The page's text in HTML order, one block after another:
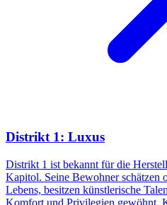
Distrikt 1: Luxus
Distrikt 1 ist bekannt für die
Kapitol. Seine Bewohner schätzen
Lebens, besitzen künstlerische
Komfort und Privilegien gewöhnt.